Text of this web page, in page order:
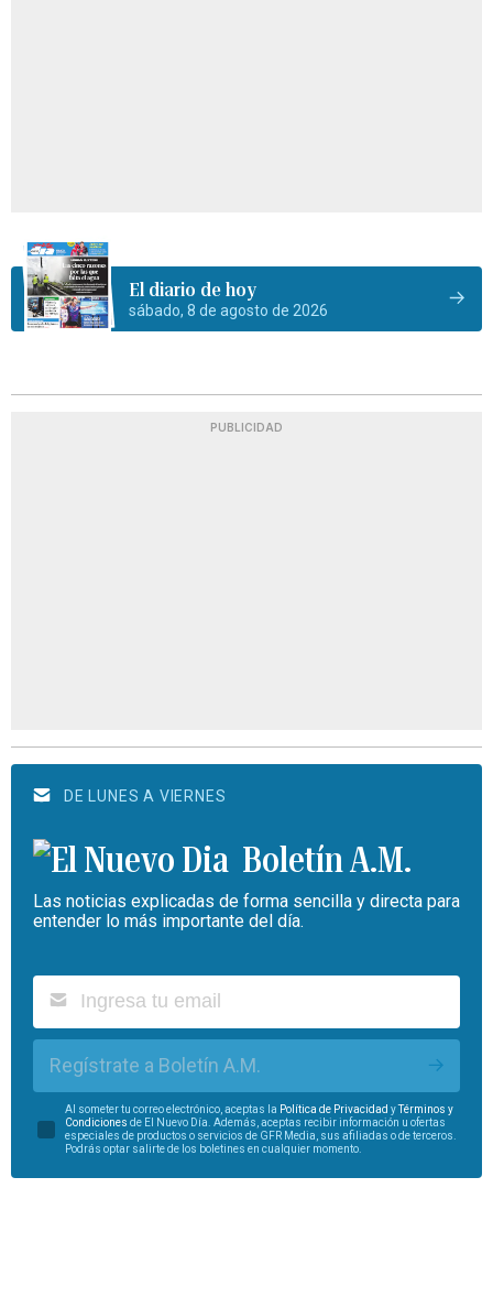
El diario de hoy
sábado, 8 de agosto de 2026
PUBLICIDAD
DE LUNES A VIERNES
Boletín A.M.
Las noticias explicadas de forma sencilla y directa para
entender lo más importante del día.
Regístrate a Boletín A.M.
Al someter tu correo electrónico, aceptas la Política de Privacidad yTérminos y
Condiciones de El Nuevo Día. Además, aceptas recibir información u ofertas
especiales de productos o servicios de GFR Media, sus afiliadas o de terceros.
Podrás optar salirte de los boletines en cualquier momento.